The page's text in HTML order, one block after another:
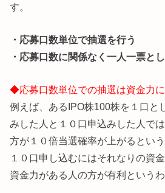
す。
・応募口数単位で抽選を行う
・応募口数に関係なく一人一票と
◆応募口数単位での抽選は資金力に
例えば、あるIPO株100株を１口と
みした人と１０口申込みした人で
方が１０倍当選確率が上がるとい
１０口申し込むにはそれなりの資
資金力がある人の方が有利というわ